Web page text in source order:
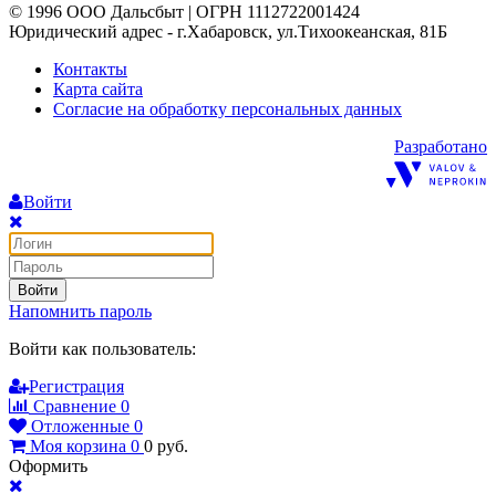
© 1996 ООО Дальсбыт | ОГРН 1112722001424
Юридический адрес - г.Хабаровск, ул.Тихоокеанская, 81Б
Контакты
Карта сайта
Согласие на обработку персональных данных
Разработано
Войти
Войти
Напомнить пароль
Войти как пользователь:
Регистрация
Сравнение 0
Отложенные 0
Моя корзина 0 0 руб.
Оформить